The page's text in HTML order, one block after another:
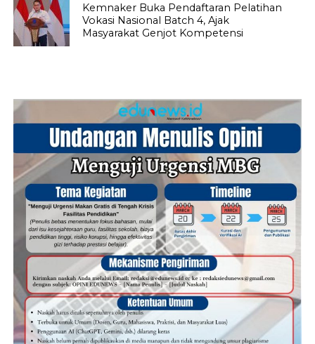
Kemnaker Buka Pendaftaran Pelatihan
Vokasi Nasional Batch 4, Ajak
Masyarakat Genjot Kompetensi